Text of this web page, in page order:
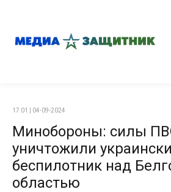
17:01 | 04-09-2024
Минобороны: силы
уничтожили
беспилотник над
областью